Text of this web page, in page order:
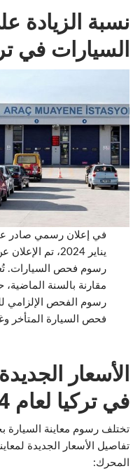
نسبة الزيادة
السيارات في تركيا
رسوم فحص السيارات.
رسوم الفحص الإلزامي
فحص السيارة المتأخر
الأسعار
في تركيا لعام 2024
تختلف رسوم معاينة السيارة
تفاصيل الأسعار الجديدة
المحرك: